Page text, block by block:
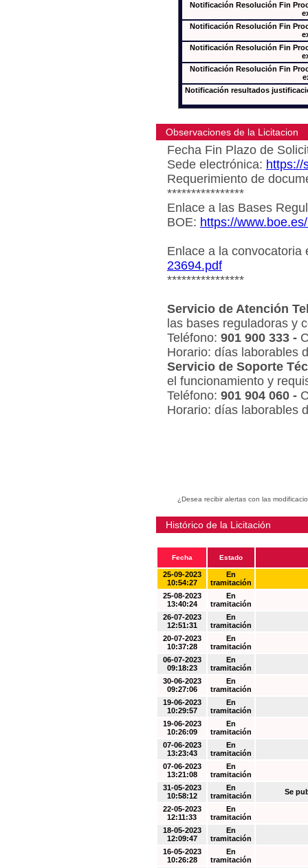
Notificación Resolución Fin
Notificación Resolución Fin
Notificación Resolución Fin
Notificación Resolución Fin
Notificación resultados
Observaciones de la Licitacion
Fecha Fin Plazo de
Sede electrónica: https://
Requerimiento de
****************
Enlace a las Bases
BOE: https://
Enlace a la
23694.pdf
****************
Servicio de Atención
las bases reguladoras y
Teléfono: 901 900 333 -
Horario: días laborables
Servicio de Soporte
el funcionamiento y
Teléfono: 901 904 060 -
Horario: días laborables
¿Desea recibir alertas con las
Histórico de la Licitación
Fecha Estado
25-09-2023
10:54:27
En
tramitación
25-08-2023
13:40:24
En
tramitación
26-07-2023
12:51:31
En
tramitación
20-07-2023
10:37:28
En
tramitación
06-07-2023
09:18:23
En
tramitación
30-06-2023
09:27:06
En
tramitación
19-06-2023
10:29:57
En
tramitación
19-06-2023
10:26:09
En
tramitación
07-06-2023
13:23:43
En
tramitación
07-06-2023
13:21:08
En
tramitación
31-05-2023
10:58:12
En
tramitación
Se
22-05-2023
12:11:33
En
tramitación
18-05-2023
12:09:47
En
tramitación
16-05-2023
10:26:28
En
tramitación